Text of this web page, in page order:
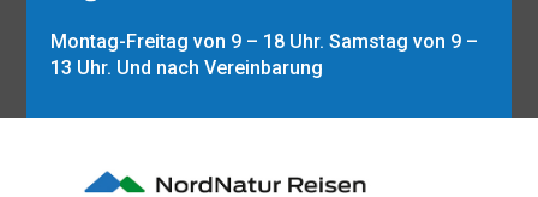
Montag-Freitag von 9 – 18 Uhr. Samstag von 9 –
13 Uhr. Und nach Vereinbarung